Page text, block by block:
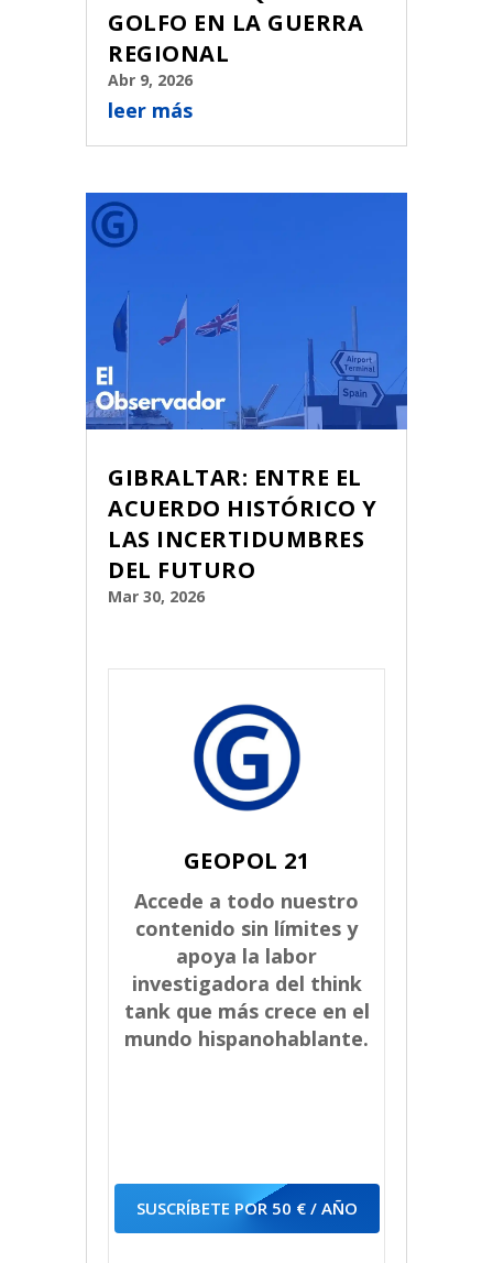
GOLFO EN LA GUERRA
REGIONAL
Abr 9, 2026
leer más
GIBRALTAR: ENTRE EL
ACUERDO HISTÓRICO Y
LAS INCERTIDUMBRES
DEL FUTURO
Mar 30, 2026
GEOPOL 21
Accede a todo nuestro
contenido sin límites y
apoya la labor
investigadora del think
tank que más crece en el
mundo hispanohablante.
SUSCRÍBETE POR 50 € / AÑO